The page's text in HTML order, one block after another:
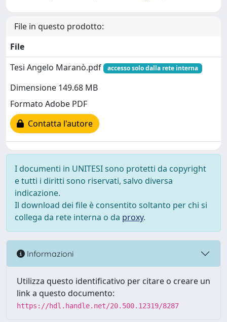
File in questo prodotto:
File
Tesi Angelo Maranò.pdf
accesso solo dalla rete interna
Dimensione 149.68 MB
Formato Adobe PDF
Contatta l'autore
I documenti in UNITESI sono protetti da copyright
e tutti i diritti sono riservati, salvo diversa
indicazione.
Il download dei file è consentito soltanto per chi si
collega da rete interna o da proxy.
Informazioni
Utilizza questo identificativo per citare o creare un
link a questo documento:
https://hdl.handle.net/20.500.12319/8287